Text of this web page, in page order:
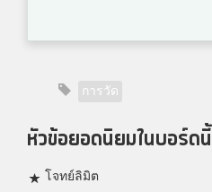
การวัด
หัวข้อยอดนิยมในบอร์ดนี้
โจทย์ลิมิต